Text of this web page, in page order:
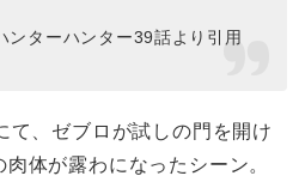
ンターハンター39話より引用
て、ゼブロが試しの門を開け
体が露わになったシーン。